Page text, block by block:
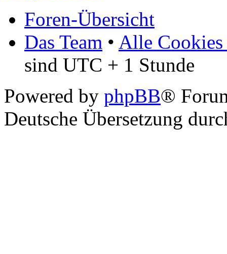
Foren-Übersicht
Das Team • Alle Cookies
sind UTC + 1 Stunde
Powered by phpBB®
Deutsche Übersetzung